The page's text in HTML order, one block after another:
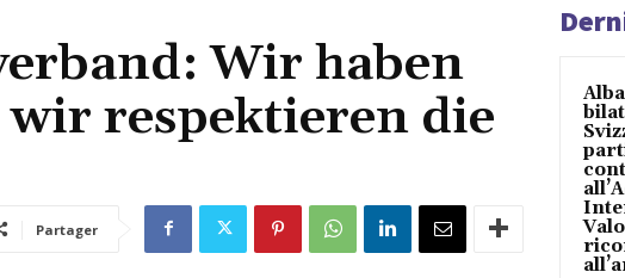
Wir haben
respektieren die
Partager